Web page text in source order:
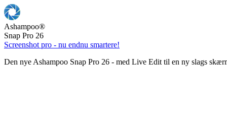
Ashampoo®
Snap Pro 26
Screenshot pro - nu endnu smartere!
Den nye Ashampoo Snap Pro 26 - med Live Edit til en ny slags